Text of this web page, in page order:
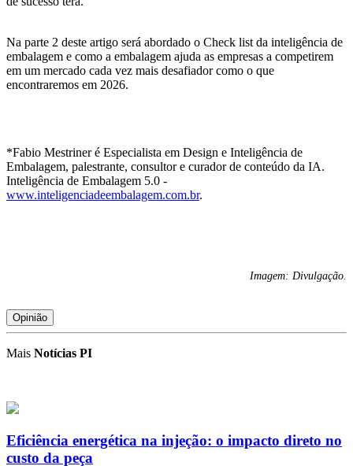
Na parte 2 deste artigo será abordado o Check list da inteligência de
embalagem e como a embalagem ajuda as empresas a competirem
em um mercado cada vez mais desafiador como o que
encontraremos em 2026.
*Fabio Mestriner é Especialista em Design e Inteligência de
Embalagem, palestrante, consultor e curador de conteúdo da IA.
Inteligência de Embalagem 5.0 -
www.inteligenciadeembalagem.com.br.
Imagem: Divulgação.
Opinião
Mais Notícias PI
Eficiência energética na injeção: o impacto direto no
custo da peça